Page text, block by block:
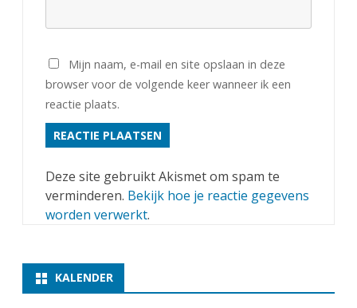
Mijn naam, e-mail en site opslaan in deze
browser voor de volgende keer wanneer ik een
reactie plaats.
Deze site gebruikt Akismet om spam te
verminderen. Bekijk hoe je reactie gegevens
worden verwerkt.
KALENDER